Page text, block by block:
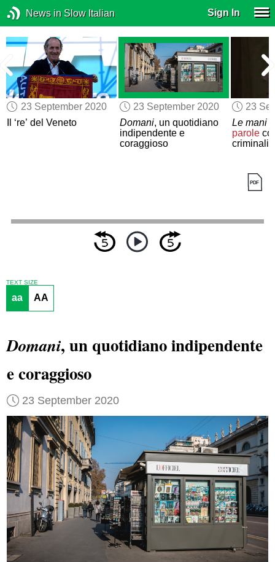
News in Slow Italian Sign In
23 September 2020
Il ‘re’ del Veneto
23 September 2020
Domani, un quotidiano
indipendente e
coraggioso
23
Le mani
parole
TEXT SIZE
aa AA
Domani, un quotidiano indipendente
e coraggioso
23 September 2020